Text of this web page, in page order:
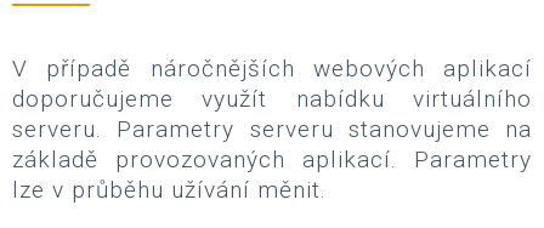
V případě náročnějších webových aplikací
doporučujeme využít nabídku virtuálního
serveru. Parametry serveru stanovujeme na
základě provozovaných aplikací. Parametry
lze v průběhu užívání měnit.